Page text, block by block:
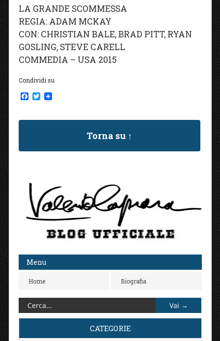
LA GRANDE SCOMMESSA
REGIA: ADAM MCKAY
CON: CHRISTIAN BALE, BRAD PITT, RYAN
GOSLING, STEVE CARELL
COMMEDIA – USA 2015
Condividi su
F
e
k
T
t
Torna su ↑
Menu
Home Biografia
CATEGORIE